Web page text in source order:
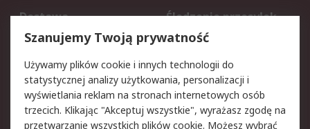
Dostawa
Śledzenie przesyłek
Reklamacje i zwroty
Rejestracja
Aspekty prawne
Bezpieczeństwo e-
Polityka dotycząca
Szanujemy Twoją prywatność
Używamy plików cookie i innych technologii do
statystycznej analizy użytkowania, personalizacji i
wyświetlania reklam na stronach internetowych osób
trzecich. Klikając "Akceptuj wszystkie", wyrażasz zgodę na
przetwarzanie wszystkich plików cookie. Możesz wybrać